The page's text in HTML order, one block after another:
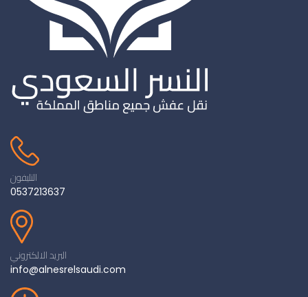
التليفون
0537213637
البريد الالكتروني
info@alnesrelsaudi.com